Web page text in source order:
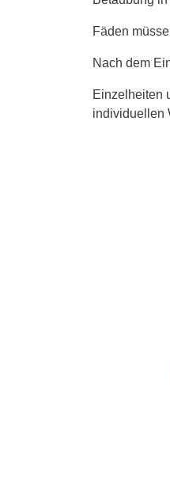
Fäden
Nach dem
Einzelheiten
individuellen